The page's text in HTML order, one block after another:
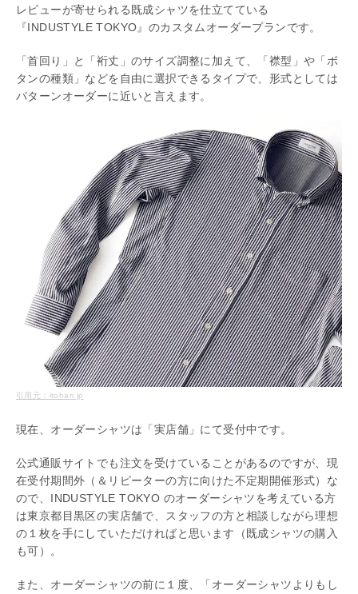
レビューが寄せられる既成シャツを仕立てている
『INDUSTYLE TOKYO』のカスタムオーダープランです。
「首回り」と「裄丈」のサイズ調整に加えて、「襟型」や「ボ
タンの種類」などを自由に選択できるタイプで、形式としては
パターンオーダーに近いと言えます。
引用元：itohari.jp
現在、オーダーシャツは「実店舗」にて受付中です。
公式通販サイトでも注文を受けていることがあるのですが、現
在受付期間外（＆リピーターの方に向けた不定期開催形式）な
ので、INDUSTYLE TOKYO のオーダーシャツを考えている方
は東京都目黒区の実店舗で、スタッフの方と相談しながら理想
の１枚を手にしていただければと思います（既成シャツの購入
も可）。
また、オーダーシャツの前に１度、「オーダーシャツよりもし